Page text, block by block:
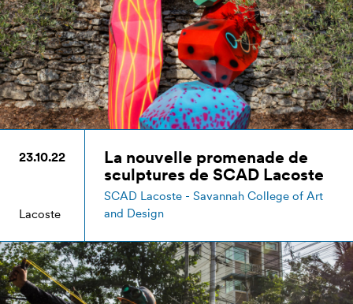
23.10.22
Lacoste
La nouvelle promenade de
sculptures de SCAD Lacoste
SCAD Lacoste - Savannah College of Art
and Design